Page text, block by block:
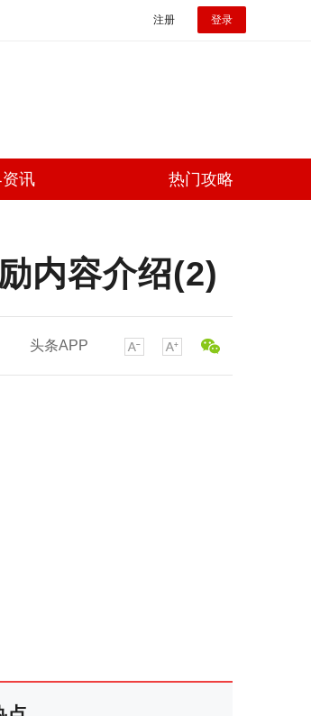
注册 登录
讯 热门攻略
内容介绍(2)
头条APP